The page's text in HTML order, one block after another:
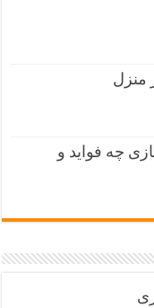
منزل
چه فواید و